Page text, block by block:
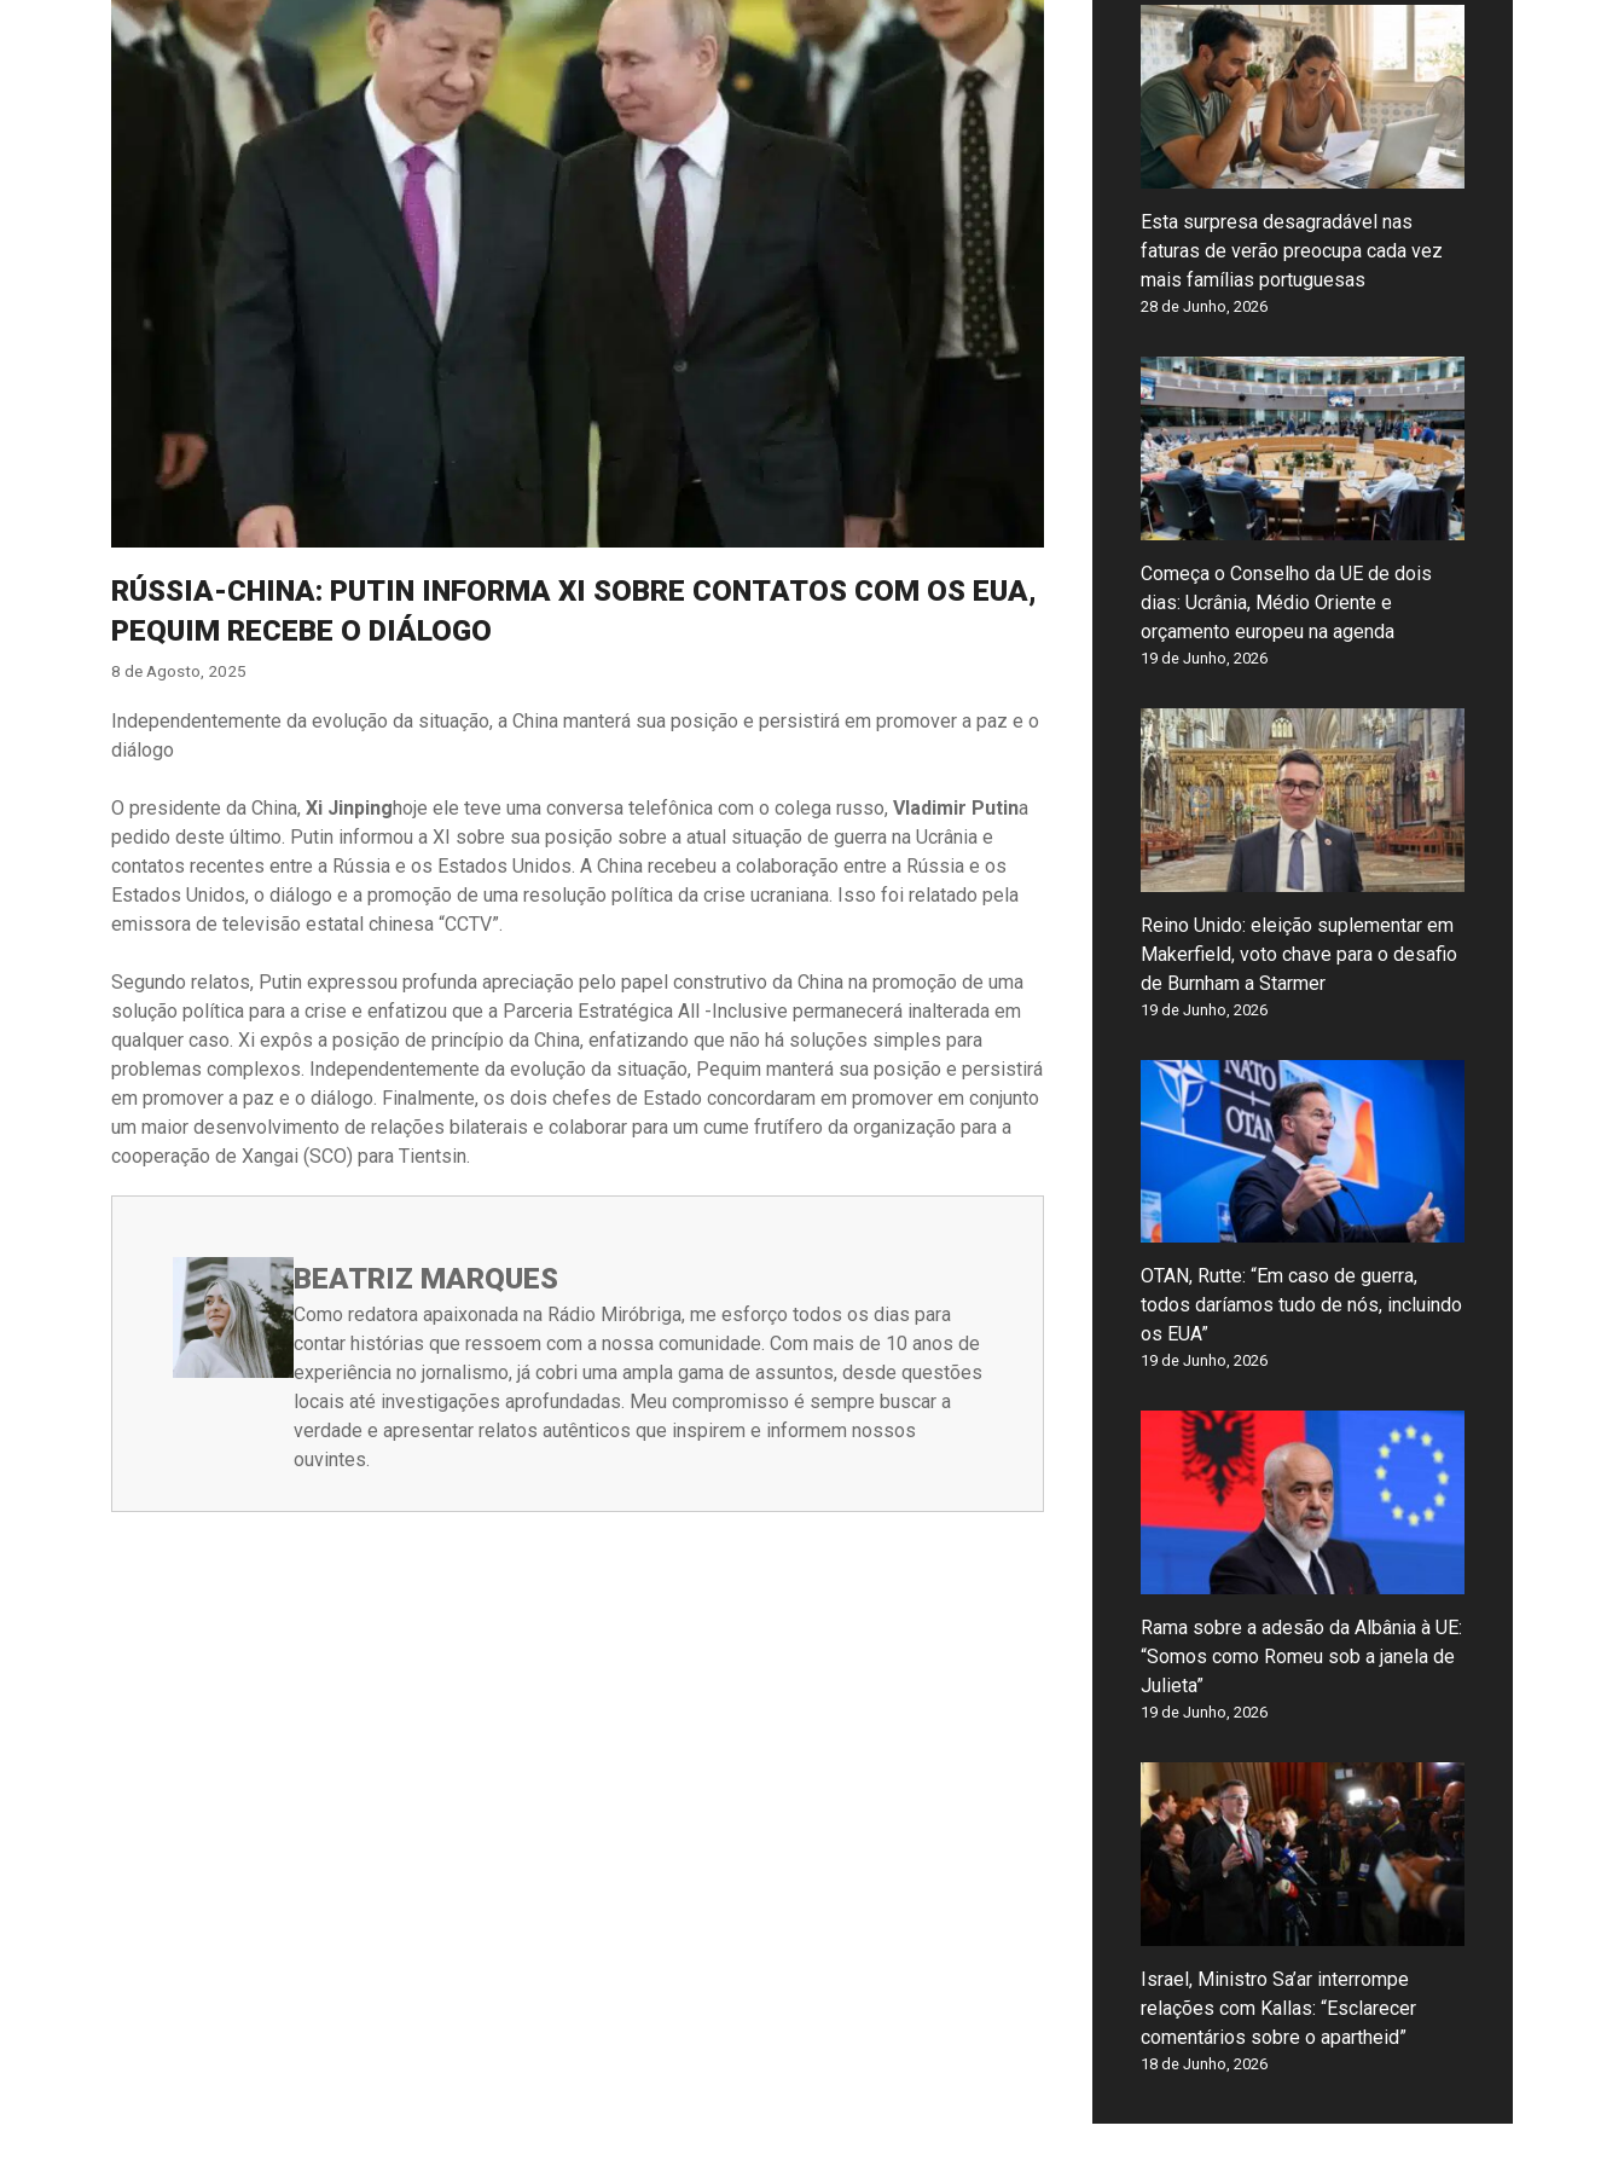
RÚSSIA-CHINA: PUTIN INFORMA XI SOBRE CONTATOS COM OS EUA,
PEQUIM RECEBE O DIÁLOGO
8 de Agosto, 2025
Independentemente da evolução da situação, a China manterá sua posição e persistirá em promover a paz e o
diálogo
O presidente da China, Xi Jinpinghoje ele teve uma conversa telefônica com o colega russo, Vladimir Putina
pedido deste último. Putin informou a XI sobre sua posição sobre a atual situação de guerra na Ucrânia e
contatos recentes entre a Rússia e os Estados Unidos. A China recebeu a colaboração entre a Rússia e os
Estados Unidos, o diálogo e a promoção de uma resolução política da crise ucraniana. Isso foi relatado pela
emissora de televisão estatal chinesa “CCTV”.
Segundo relatos, Putin expressou profunda apreciação pelo papel construtivo da China na promoção de uma
solução política para a crise e enfatizou que a Parceria Estratégica All -Inclusive permanecerá inalterada em
qualquer caso. Xi expôs a posição de princípio da China, enfatizando que não há soluções simples para
problemas complexos. Independentemente da evolução da situação, Pequim manterá sua posição e persistirá
em promover a paz e o diálogo. Finalmente, os dois chefes de Estado concordaram em promover em conjunto
um maior desenvolvimento de relações bilaterais e colaborar para um cume frutífero da organização para a
cooperação de Xangai (SCO) para Tientsin.
BEATRIZ MARQUES
Como redatora apaixonada na Rádio Miróbriga, me esforço todos os dias para
contar histórias que ressoem com a nossa comunidade. Com mais de 10 anos de
experiência no jornalismo, já cobri uma ampla gama de assuntos, desde questões
locais até investigações aprofundadas. Meu compromisso é sempre buscar a
verdade e apresentar relatos autênticos que inspirem e informem nossos
ouvintes.
Esta surpresa desagradável nas
faturas de verão preocupa cada vez
mais famílias portuguesas
28 de Junho, 2026
Começa o Conselho da UE de dois
dias: Ucrânia, Médio Oriente e
orçamento europeu na agenda
19 de Junho, 2026
Reino Unido: eleição suplementar em
Makerfield, voto chave para o desafio
de Burnham a Starmer
19 de Junho, 2026
OTAN, Rutte: “Em caso de guerra,
todos daríamos tudo de nós, incluindo
os EUA”
19 de Junho, 2026
Rama sobre a adesão da Albânia à UE:
“Somos como Romeu sob a janela de
Julieta”
19 de Junho, 2026
Israel, Ministro Sa’ar interrompe
relações com Kallas: “Esclarecer
comentários sobre o apartheid”
18 de Junho, 2026